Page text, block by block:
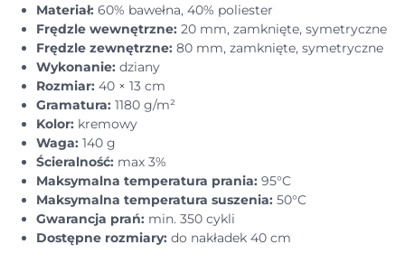
Materiał: 60% bawełna, 40% poliester
Frędzle wewnętrzne: 20 mm, zamknięte, symetryczne
Frędzle zewnętrzne: 80 mm, zamknięte, symetryczne
Wykonanie: dziany
Rozmiar: 40 × 13 cm
Gramatura: 1180 g/m²
Kolor: kremowy
Waga: 140 g
Ścieralność: max 3%
Maksymalna temperatura prania: 95°C
Maksymalna temperatura suszenia: 50°C
Gwarancja prań: min. 350 cykli
Dostępne rozmiary: do nakładek 40 cm